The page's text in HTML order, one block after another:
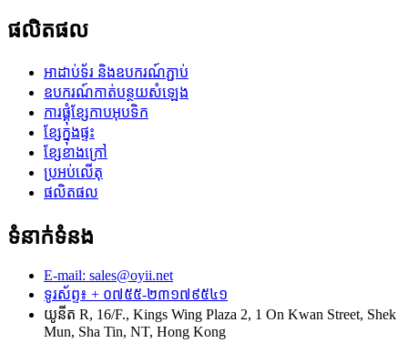
ផលិតផល
អាដាប់ទ័រ និងឧបករណ៍ភ្ជាប់
ឧបករណ៍កាត់បន្ថយសំឡេង
ការផ្គុំខ្សែកាបអុបទិក
ខ្សែ​ក្នុង​ផ្ទះ
ខ្សែខាងក្រៅ
ប្រអប់​លើ​តុ
ផលិតផល
ទំនាក់ទំនង
E-mail: sales@oyii.net
ទូរស័ព្ទ៖ + ០៧៥៥-២៣១៧៩៥៤១
យូនីត R, 16/F., Kings Wing Plaza 2, 1 On Kwan Street, Shek
Mun, Sha Tin, NT, Hong Kong